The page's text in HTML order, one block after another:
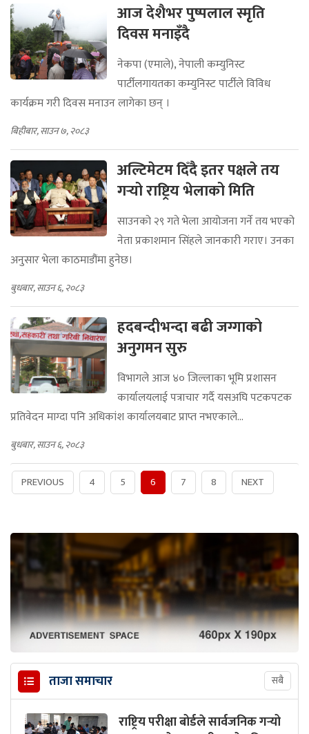
आज देशैभर पुष्पलाल स्मृति
दिवस मनाइँदै
नेकपा (एमाले), नेपाली कम्युनिस्ट
पार्टीलगायतका कम्युनिस्ट पार्टीले विविध
कार्यक्रम गरी दिवस मनाउन लागेका छन् ।
बिहीबार, साउन ७, २०८३
अल्टिमेटम दिँदै इतर पक्षले तय
गर्‍यो राष्ट्रिय भेलाको मिति
साउनको २९ गते भेला आयोजना गर्ने तय भएको
नेता प्रकाशमान सिंहले जानकारी गराए। उनका
अनुसार भेला काठमाडौंमा हुनेछ।
बुधबार, साउन ६, २०८३
हदबन्दीभन्दा बढी जग्गाको
अनुगमन सुरु
विभागले आज ४० जिल्लाका भूमि प्रशासन
कार्यालयलाई पत्राचार गर्दै यसअघि पटकपटक
प्रतिवेदन माग्दा पनि अधिकांश कार्यालयबाट प्राप्त नभएकाले...
बुधबार, साउन ६, २०८३
PREVIOUS 4 5 6 7 8 NEXT
ताजा समाचार सबै
राष्ट्रिय परीक्षा बोर्डले सार्वजनिक गर्‍यो